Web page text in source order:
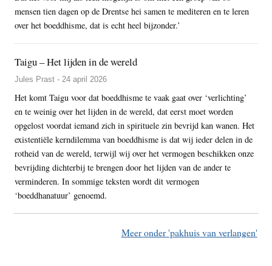
mensen tien dagen op de Drentse hei samen te mediteren en te leren
over het boeddhisme, dat is echt heel bijzonder.’
Taigu – Het lijden in de wereld
Jules Prast - 24 april 2026
Het komt Taigu voor dat boeddhisme te vaak gaat over ‘verlichting’
en te weinig over het lijden in de wereld, dat eerst moet worden
opgelost voordat iemand zich in spirituele zin bevrijd kan wanen. Het
existentiële kerndilemma van boeddhisme is dat wij ieder delen in de
rotheid van de wereld, terwijl wij over het vermogen beschikken onze
bevrijding dichterbij te brengen door het lijden van de ander te
verminderen. In sommige teksten wordt dit vermogen
‘boeddhanatuur’ genoemd.
Meer onder 'pakhuis van verlangen'